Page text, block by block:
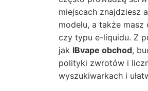
miejscach znajdziesz
modelu, a także
czy typu e-liquidu. Z
jak IBvape obchod,
polityki zwrotów i
wyszukiwarkach i